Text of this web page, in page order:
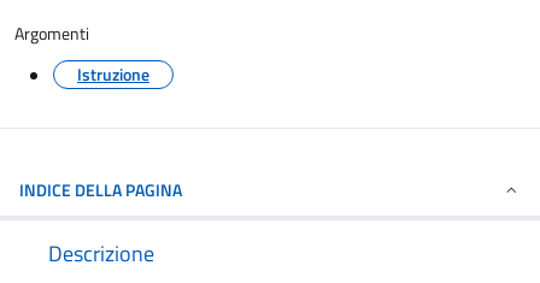
Argomenti
Istruzione
INDICE DELLA PAGINA
Descrizione